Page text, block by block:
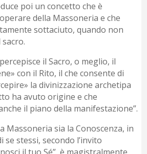
poi un concetto che è
della Massoneria e che
sottaciuto, quando non
il Sacro, o meglio, il
con il Rito, il che consente di
la divinizzazione archetipa
ha avuto origine e che
il piano della manifestazione”.
Massoneria sia la Conoscenza, in
se stessi, secondo l’invito